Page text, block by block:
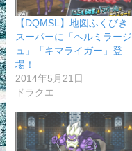
【DQMSL】地図ふくびき
スーパーに「ヘルミラージ
ュ」「キマライガー」登
場！
2014年5月21日
ドラクエ